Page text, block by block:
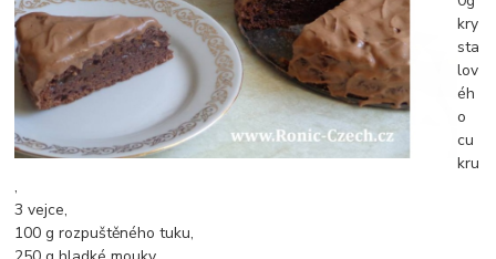
kry
sta
lov
éh
o
cu
kru
,
3 vejce,
100 g rozpuštěného tuku,